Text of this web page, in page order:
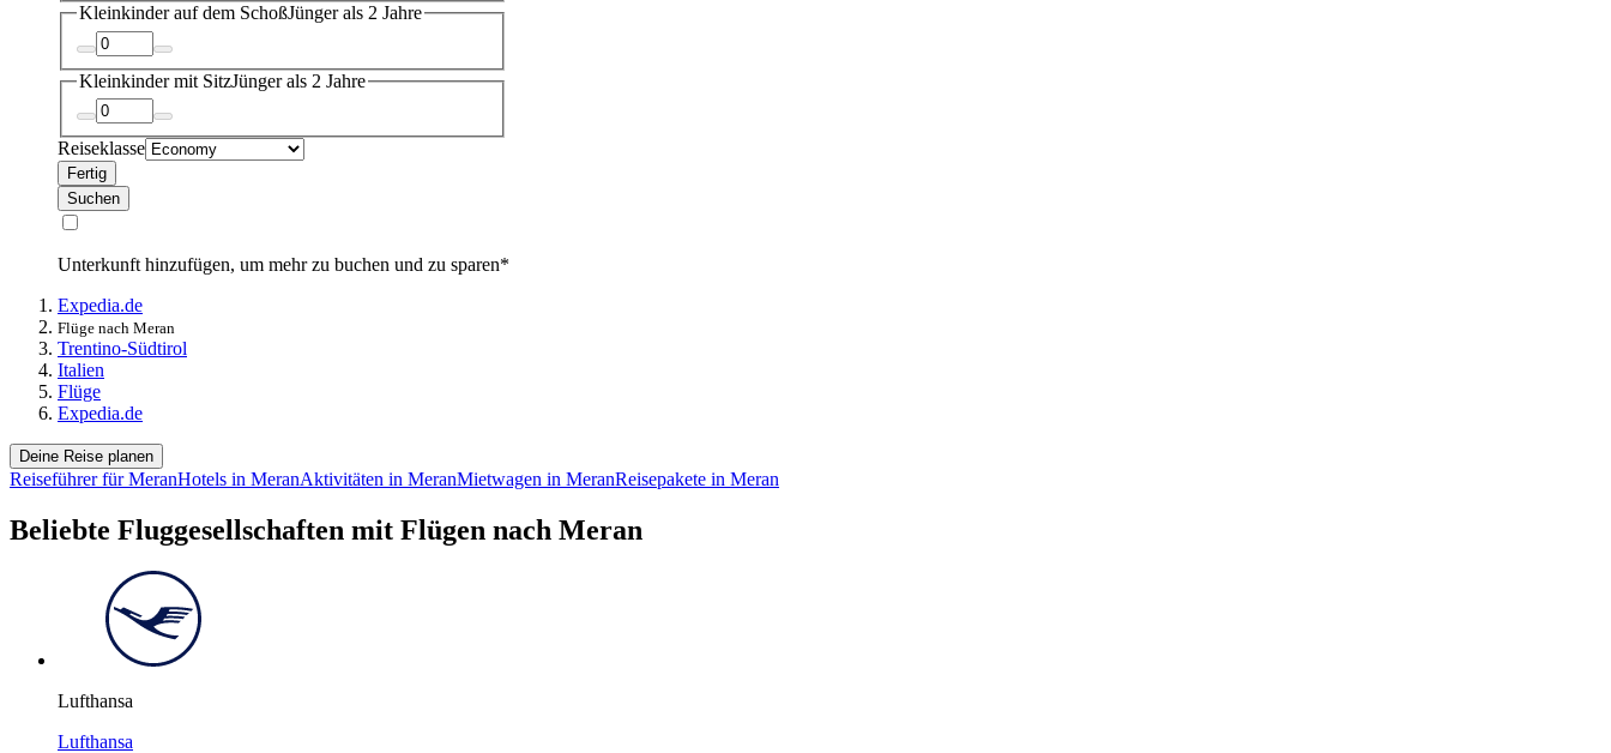
Kleinkinder auf dem SchoßJünger als 2 Jahre
Kleinkinder mit SitzJünger als 2 Jahre
Reiseklasse
Fertig
Suchen
Unterkunft hinzufügen, um mehr zu buchen und zu sparen*
Expedia.de
Flüge nach Meran
Trentino-Südtirol
Italien
Flüge
Expedia.de
Deine Reise planen
Reiseführer für MeranHotels in MeranAktivitäten in MeranMietwagen in MeranReisepakete in Meran
Beliebte Fluggesellschaften mit Flügen nach Meran
Lufthansa
Lufthansa